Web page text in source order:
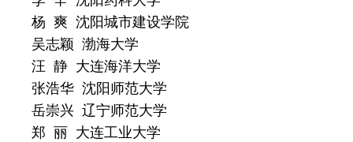
杨 爽 沈阳城市建设学院
吴志颖 渤海大学
汪 静 大连海洋大学
张浩华 沈阳师范大学
岳崇兴 辽宁师范大学
郑 丽 大连工业大学